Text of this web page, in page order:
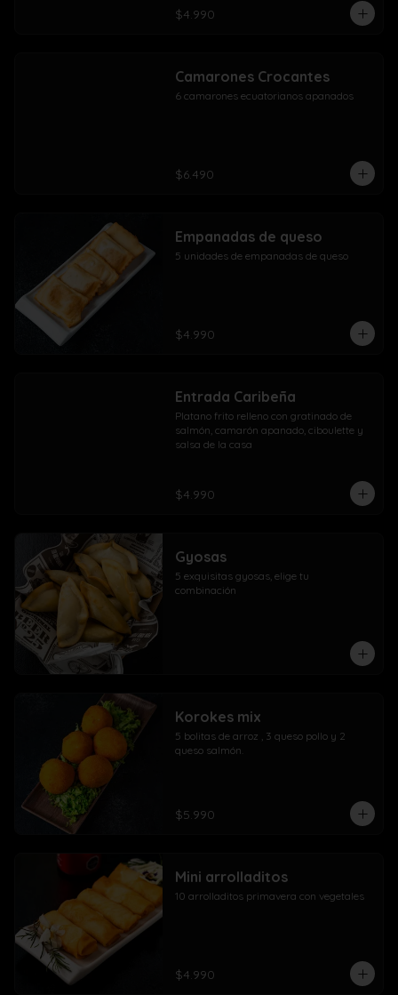
$4.990
Camarones Crocantes
6 camarones ecuatorianos apanados
$6.490
Empanadas de queso
5 unidades de empanadas de queso
$4.990
Entrada Caribeña
Platano frito relleno con gratinado de
salmón, camarón apanado, ciboulette y
salsa de la casa
$4.990
Gyosas
5 exquisitas gyosas, elige tu
combinación
Korokes mix
5 bolitas de arroz , 3 queso pollo y 2
queso salmón.
$5.990
Mini arrolladitos
10 arrolladitos primavera con vegetales
$4.990